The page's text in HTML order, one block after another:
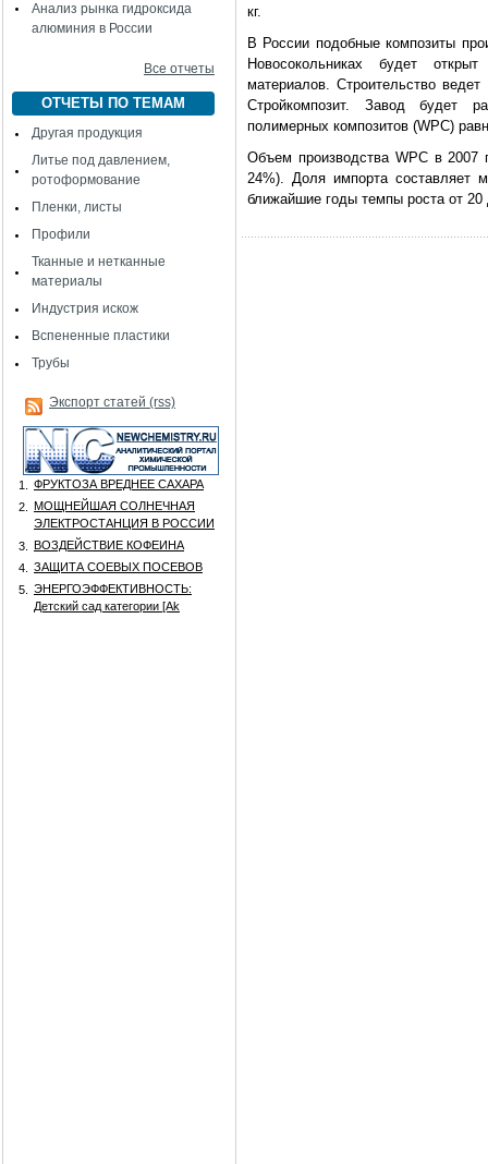
Анализ рынка гидроксида
алюминия в России
Все отчеты
ОТЧЕТЫ ПО ТЕМАМ
Другая продукция
Литье под давлением,
ротоформование
Пленки, листы
Профили
Тканные и нетканные
материалы
Индустрия искож
Вспененные пластики
Трубы
Экспорт статей (rss)
1.
ФРУКТОЗА ВРЕДНЕЕ САХАРА
2.
МОЩНЕЙШАЯ СОЛНЕЧНАЯ
ЭЛЕКТРОСТАНЦИЯ В РОССИИ
3.
ВОЗДЕЙСТВИЕ КОФЕИНА
4.
ЗАЩИТА СОЕВЫХ ПОСЕВОВ
5.
ЭНЕРГОЭФФЕКТИВНОСТЬ:
Детский сад категории [Аk
кг.
В России подобные композиты
Новосокольниках будет
материалов. Строительство
Стройкомпозит. Завод будет
полимерных композитов (WPC)
Объем производства WPC в 2007
24%). Доля импорта составляет
ближайшие годы темпы роста от 20